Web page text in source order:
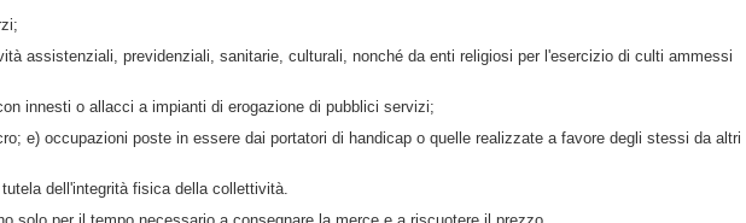
assistenziali, previdenziali, sanitarie, culturali, nonché da enti religiosi per l'esercizio di culti ammessi
innesti o allacci a impianti di erogazione di pubblici servizi;
e) occupazioni poste in essere dai portatori di handicap o quelle realizzate a favore degli stessi da altri
dell'integrità fisica della collettività.